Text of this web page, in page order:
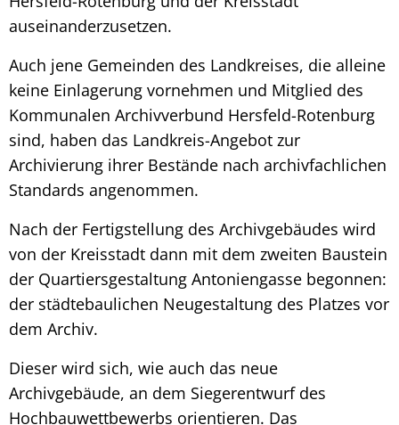
auseinanderzusetzen.
Auch jene Gemeinden des Landkreises, die alleine
keine Einlagerung vornehmen und Mitglied des
Kommunalen Archivverbund Hersfeld-Rotenburg
sind, haben das Landkreis-Angebot zur
Archivierung ihrer Bestände nach archivfachlichen
Standards angenommen.
Nach der Fertigstellung des Archivgebäudes wird
von der Kreisstadt dann mit dem zweiten Baustein
der Quartiersgestaltung Antoniengasse begonnen:
der städtebaulichen Neugestaltung des Platzes vor
dem Archiv.
Dieser wird sich, wie auch das neue
Archivgebäude, an dem Siegerentwurf des
Hochbauwettbewerbs orientieren. Das